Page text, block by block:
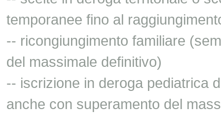
temporanee fino al
-- ricongiungimento familiare
del massimale definitivo)
-- iscrizione in deroga pediatrica
anche con superamento del